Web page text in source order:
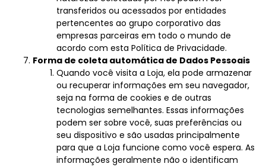
transferidos ou acessados por entidades
pertencentes ao grupo corporativo das
empresas parceiras em todo o mundo de
acordo com esta Política de Privacidade.
Forma de coleta automática de Dados Pessoais
Quando você visita a Loja, ela pode armazenar
ou recuperar informações em seu navegador,
seja na forma de cookies e de outras
tecnologias semelhantes. Essas informações
podem ser sobre você, suas preferências ou
seu dispositivo e são usadas principalmente
para que a Loja funcione como você espera. As
informações geralmente não o identificam